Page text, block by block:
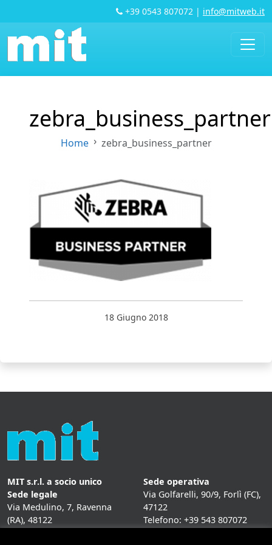
+39 0543 807072 | info@mitweb.it
zebra_business_partner
Home zebra_business_partner
18 Giugno 2018
MIT s.r.l. a socio unico
Sede legale
Via Medulino, 7, Ravenna
(RA), 48122
Sede operativa
Via Golfarelli, 90/9, Forlì (FC),
47122
Telefono: +39 543 807072